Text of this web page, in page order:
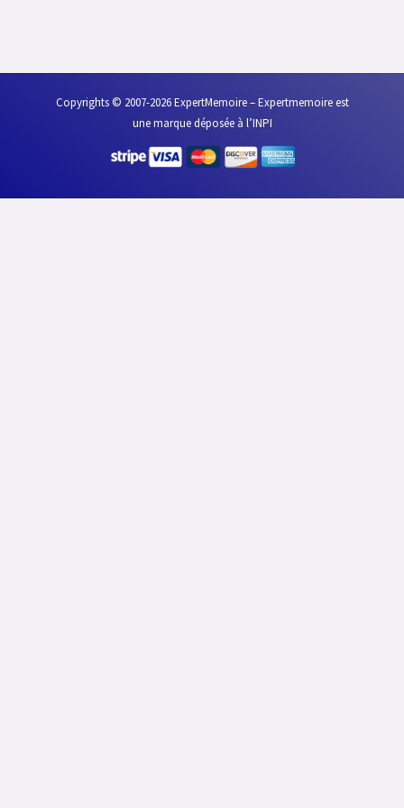
Copyrights © 2007-2026 ExpertMemoire – Expertmemoire est
une marque déposée à l’INPI